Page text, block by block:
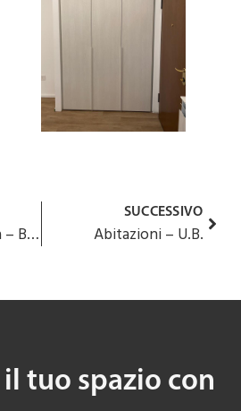
Abitazione privata – B.E.
SUCCESSIVO
Abitazioni – U.B.
tuo spazio con